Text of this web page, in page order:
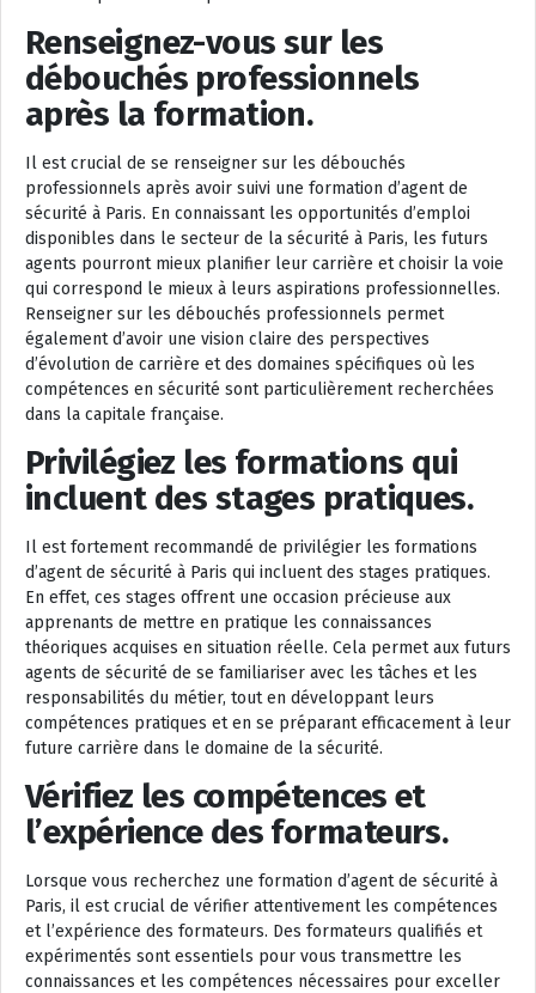
Renseignez-vous sur les
débouchés professionnels
après la formation.
Il est crucial de se renseigner sur les débouchés
professionnels après avoir suivi une formation d’agent de
sécurité à Paris. En connaissant les opportunités d’emploi
disponibles dans le secteur de la sécurité à Paris, les futurs
agents pourront mieux planifier leur carrière et choisir la voie
qui correspond le mieux à leurs aspirations professionnelles.
Renseigner sur les débouchés professionnels permet
également d’avoir une vision claire des perspectives
d’évolution de carrière et des domaines spécifiques où les
compétences en sécurité sont particulièrement recherchées
dans la capitale française.
Privilégiez les formations qui
incluent des stages pratiques.
Il est fortement recommandé de privilégier les formations
d’agent de sécurité à Paris qui incluent des stages pratiques.
En effet, ces stages offrent une occasion précieuse aux
apprenants de mettre en pratique les connaissances
théoriques acquises en situation réelle. Cela permet aux futurs
agents de sécurité de se familiariser avec les tâches et les
responsabilités du métier, tout en développant leurs
compétences pratiques et en se préparant efficacement à leur
future carrière dans le domaine de la sécurité.
Vérifiez les compétences et
l’expérience des formateurs.
Lorsque vous recherchez une formation d’agent de sécurité à
Paris, il est crucial de vérifier attentivement les compétences
et l’expérience des formateurs. Des formateurs qualifiés et
expérimentés sont essentiels pour vous transmettre les
connaissances et les compétences nécessaires pour exceller